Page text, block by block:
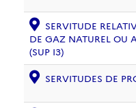
SERVITUDE
DE GAZ NATUREL OU
(SUP I3)
SERVITUDES DE